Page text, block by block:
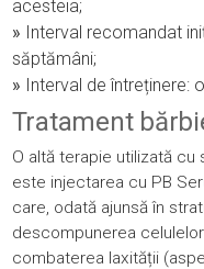
acesteia;
» Interval recomandat
săptămâni;
» Interval de întreținere:
Tratament
O altă terapie utilizată
este injectarea cu PB
care, odată ajunsă în
descompunerea
combaterea laxității